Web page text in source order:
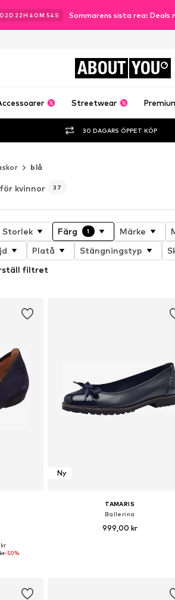
02D 22H 40M 51 S Sommarens sista rea:
ABOUT YOU
Streetwear
30 DAGARS ÖPPET KÖP
blå
kvinnor 37
Storlek Färg 1 Märke
Platå Stängningstyp
filtret
kr
-50%
Ny
TAMARIS
Ballerina
999,00 kr